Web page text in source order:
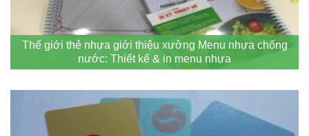
Thế giới thẻ nhựa giới thiệu xưởng Menu nhựa chống
nước: Thiết kế & in menu nhựa